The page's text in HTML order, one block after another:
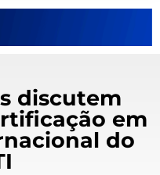
discutem
em
do